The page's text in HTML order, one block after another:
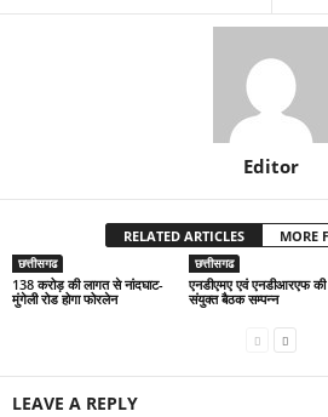
Editor
RELATED ARTICLES MORE
छत्तीसगढ
138 करोड़ की लागत से नांदघाट-
मुंगेली रोड होगा फोरलेन
छत्तीसगढ
एनडीएमए एवं एनडीआरएफ की
संयुक्त बैठक सम्पन्न
LEAVE A REPLY